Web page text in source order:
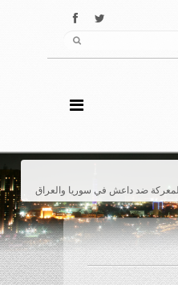
ضد داعش في سوريا والعراق